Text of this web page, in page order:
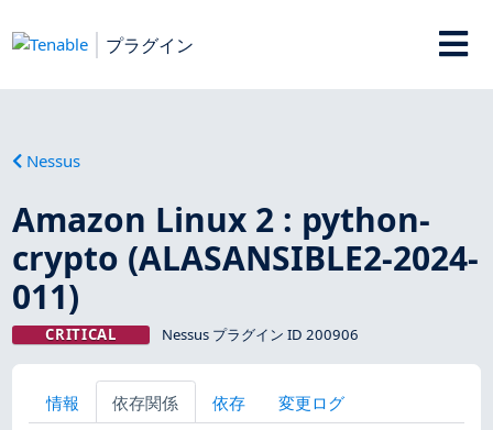
プラグイン
Nessus
Amazon Linux 2 : python-
crypto (ALASANSIBLE2-2024-
011)
CRITICAL Nessus プラグイン ID 200906
情報 依存関係 依存 変更ログ